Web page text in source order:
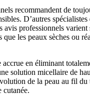
recommandent de
D’autres
professionnels
les peaux sèches ou
en éliminant
solution micellaire de
de la peau au fil
cutanée.